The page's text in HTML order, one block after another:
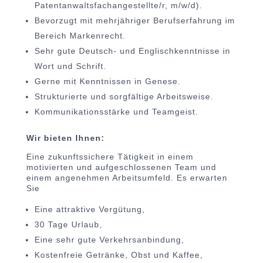
Patentanwaltsfachangestellte/r, m/w/d).
Bevorzugt mit mehrjähriger Berufserfahrung im
Bereich Markenrecht.
Sehr gute Deutsch- und Englischkenntnisse in
Wort und Schrift.
Gerne mit Kenntnissen in Genese.
Strukturierte und sorgfältige Arbeitsweise.
Kommunikationsstärke und Teamgeist.
Wir bieten Ihnen:
Eine zukunftssichere Tätigkeit in einem
motivierten und aufgeschlossenen Team und
einem angenehmen Arbeitsumfeld. Es erwarten
Sie
Eine attraktive Vergütung,
30 Tage Urlaub,
Eine sehr gute Verkehrsanbindung,
Kostenfreie Getränke, Obst und Kaffee,